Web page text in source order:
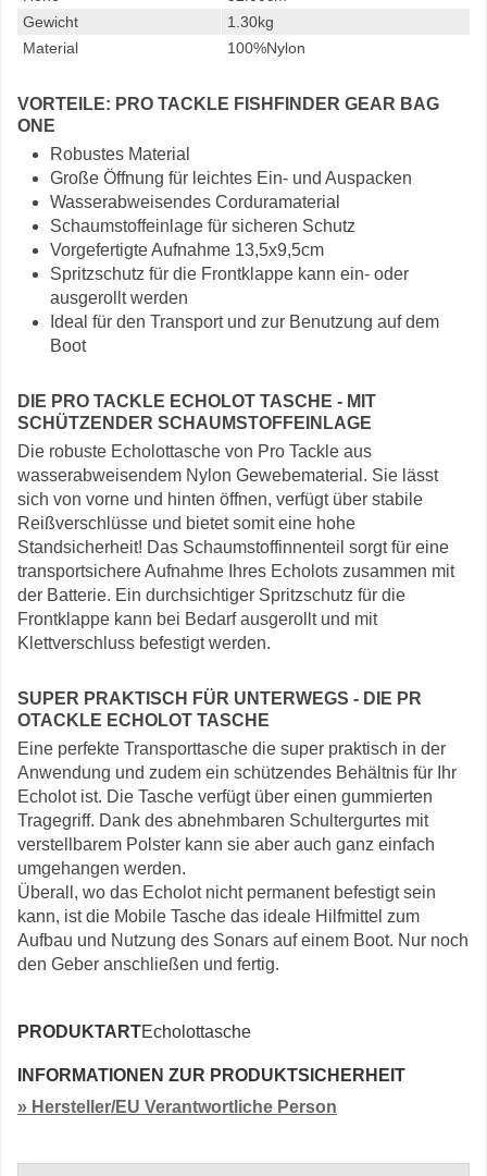
Gewicht
1.30kg
Material
100%Nylon
VORTEILE: PRO TACKLE FISHFINDER GEAR BAG
ONE
Robustes Material
Große Öffnung für leichtes Ein- und Auspacken
Wasserabweisendes Corduramaterial
Schaumstoffeinlage für sicheren Schutz
Vorgefertigte Aufnahme 13,5x9,5cm
Spritzschutz für die Frontklappe kann ein- oder
ausgerollt werden
Ideal für den Transport und zur Benutzung auf dem
Boot
DIE PRO TACKLE ECHOLOT TASCHE - MIT
SCHÜTZENDER SCHAUMSTOFFEINLAGE
Die robuste Echolottasche von Pro Tackle aus
wasserabweisendem Nylon Gewebematerial. Sie lässt
sich von vorne und hinten öffnen, verfügt über stabile
Reißverschlüsse und bietet somit eine hohe
Standsicherheit! Das Schaumstoffinnenteil sorgt für eine
transportsichere Aufnahme Ihres Echolots zusammen mit
der Batterie. Ein durchsichtiger Spritzschutz für die
Frontklappe kann bei Bedarf ausgerollt und mit
Klettverschluss befestigt werden.
SUPER PRAKTISCH FÜR UNTERWEGS - DIE PR
OTACKLE ECHOLOT TASCHE
Eine perfekte Transporttasche die super praktisch in der
Anwendung und zudem ein schützendes Behältnis für Ihr
Echolot ist. Die Tasche verfügt über einen gummierten
Tragegriff. Dank des abnehmbaren Schultergurtes mit
verstellbarem Polster kann sie aber auch ganz einfach
umgehangen werden.
Überall, wo das Echolot nicht permanent befestigt sein
kann, ist die Mobile Tasche das ideale Hilfmittel zum
Aufbau und Nutzung des Sonars auf einem Boot. Nur noch
den Geber anschließen und fertig.
PRODUKTARTEcholottasche
INFORMATIONEN ZUR PRODUKTSICHERHEIT
» Hersteller/EU Verantwortliche Person